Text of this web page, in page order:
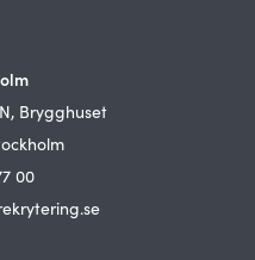
Brygghuset
00